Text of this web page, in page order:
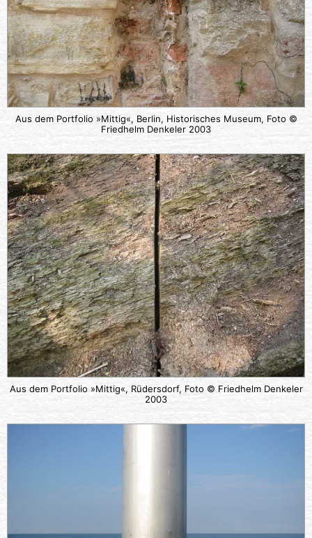
Aus dem Portfolio »Mittig«, Berlin, Historisches Museum, Foto ©
Friedhelm Denkeler 2003
Aus dem Portfolio »Mittig«, Rüdersdorf, Foto © Friedhelm Denkeler
2003